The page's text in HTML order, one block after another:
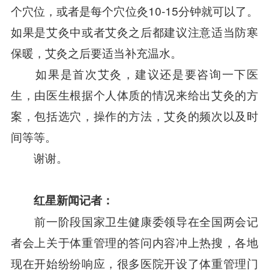
个穴位，或者是每个穴位灸10-15分钟就可以了。
如果是艾灸中或者艾灸之后都建议注意适当防寒
保暖，艾灸之后要适当补充温水。
如果是首次艾灸，建议还是要咨询一下医
生，由医生根据个人体质的情况来给出艾灸的方
案，包括选穴，操作的方法，艾灸的频次以及时
间等等。
谢谢。
红星新闻记者：
前一阶段国家卫生健康委领导在全国两会记
者会上关于体重管理的答问内容冲上热搜，各地
现在开始纷纷响应，很多医院开设了体重管理门